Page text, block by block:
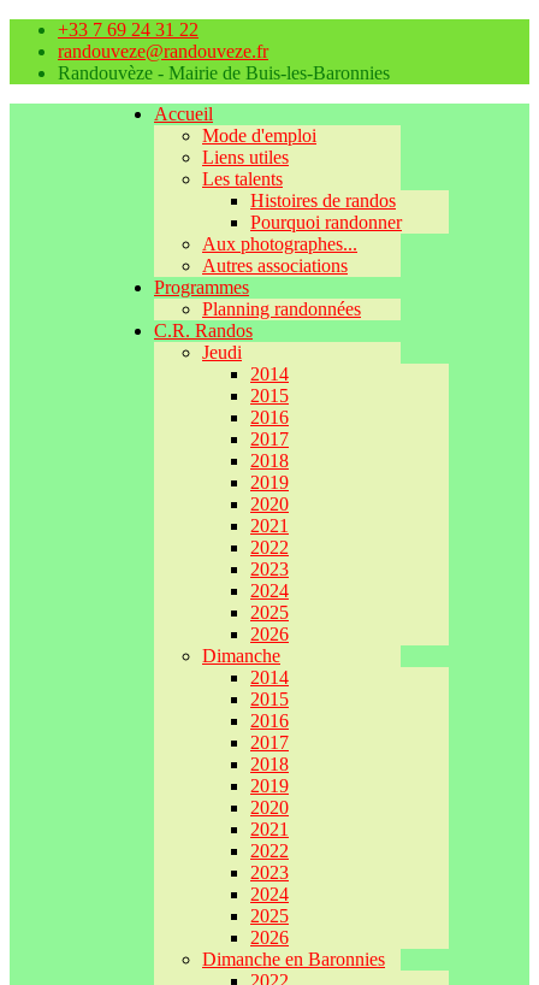
+33 7 69 24 31 22
randouveze@randouveze.fr
Randouvèze - Mairie de Buis-les-Baronnies
Accueil
Mode d'emploi
Liens utiles
Les talents
Histoires de randos
Pourquoi randonner
Aux photographes...
Autres associations
Programmes
Planning randonnées
C.R. Randos
Jeudi
2014
2015
2016
2017
2018
2019
2020
2021
2022
2023
2024
2025
2026
Dimanche
2014
2015
2016
2017
2018
2019
2020
2021
2022
2023
2024
2025
2026
Dimanche en Baronnies
2022